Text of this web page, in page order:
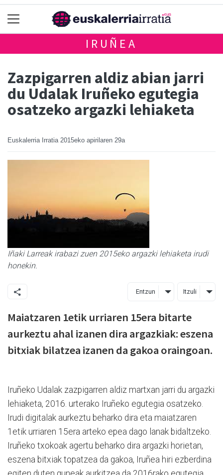
IRUÑEA
Zazpigarren aldiz abian jarri
du Udalak Iruñeko egutegia
osatzeko argazki lehiaketa
Euskalerria Irratia 2015eko apirilaren 29a
Iñaki Larreak irabazi zuen 2015eko argazki lehiaketa irudi
honekin.
Entzun Itzuli
Maiatzaren 1etik urriaren 15era bitarte
aurkeztu ahal izanen dira argazkiak: eszena
bitxiak bilatzea izanen da gakoa oraingoan.
Iruñeko Udalak zazpigarren aldiz martxan jarri du argazki
lehiaketa, 2016. urterako Iruñeko egutegia osatzeko.
Irudi digitalak aurkeztu beharko dira eta maiatzaren
1etik urriaren 15era arteko epea dago lanak bidaltzeko.
Iruñeko txokoak agertu beharko dira argazki horietan,
eszena bitxiak topatzea da gakoa, Iruñea hiri ezberdina